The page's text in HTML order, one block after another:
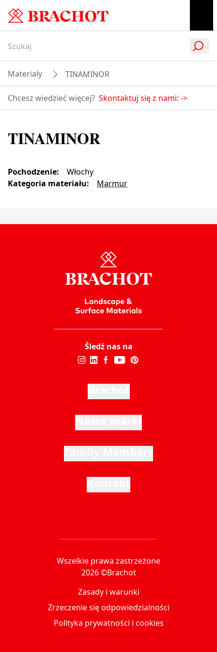
Materialy TINAMINOR
Chcesz wiedzieć więcej? Skontaktuj się z nami: ->
TINAMINOR
Pochodzenie:
Włochy
Kategoria materiału: Marmur
Śledź nas na
Wszelkie prawa zastrzeżone
2026 ©Brachot
Zasady i warunki
Zrzeczenie się odpowiedzialności
Polityka prywatności i cookies